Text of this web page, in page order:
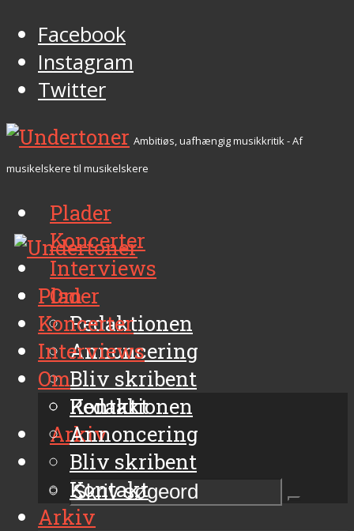
Facebook
Instagram
Twitter
Ambitiøs, uafhængig musikkritik - Af
musikelskere til musikelskere
Plader
Koncerter
Interviews
Om
Redaktionen
Annoncering
Bliv skribent
Kontakt
Arkiv
Plader
Koncerter
Interviews
Om
Redaktionen
Annoncering
Bliv skribent
Kontakt
Arkiv